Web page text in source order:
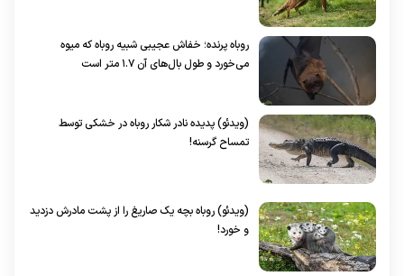
روباه پرنده؛ خفاش عجیبی شبیه روباه که میوه
می‌خورد و طول بال‌های آن ۱.۷ متر است
(ویدئو) پدیده نادر شکار روباه در خشکی توسط
تمساح گرسنه!
(ویدئو) روباه بچه یک صاریغ را از پشت مادرش دزدید
و خورد!